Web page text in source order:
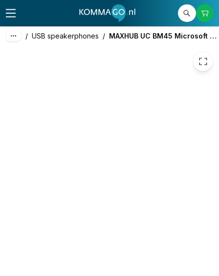
/ USB speakerphones / MAXHUB UC BM45 Microsoft Teams Rooms Speakerphone
excl. btw